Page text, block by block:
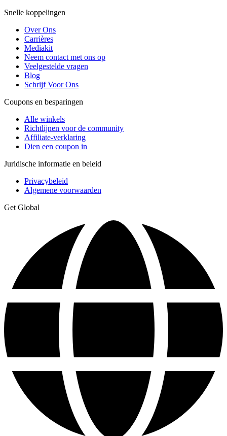
Snelle koppelingen
Over Ons
Carrières
Mediakit
Neem contact met ons op
Veelgestelde vragen
Blog
Schrijf Voor Ons
Coupons en besparingen
Alle winkels
Richtlijnen voor de community
Affiliate-verklaring
Dien een coupon in
Juridische informatie en beleid
Privacybeleid
Algemene voorwaarden
Get Global